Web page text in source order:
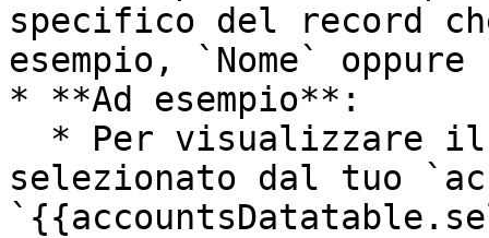
specifico del record
esempio, `Nome`
* **Ad esempio**:
selezionato dal tuo